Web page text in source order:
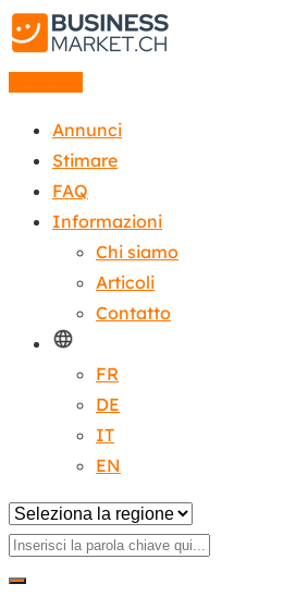
Annunci
Stimare
FAQ
Informazioni
Chi siamo
Articoli
Contatto
FR
DE
IT
EN